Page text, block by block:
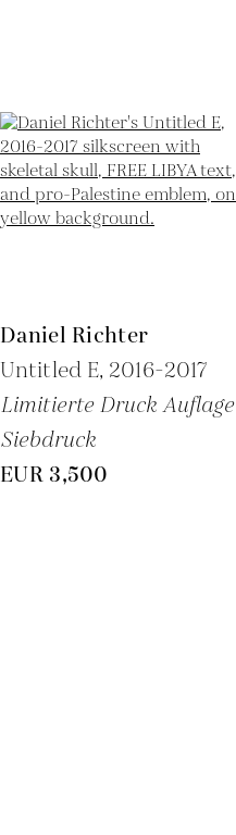
Daniel Richter
Untitled E, 2016-2017
Limitierte Druck Auflage
Siebdruck
EUR 3,500